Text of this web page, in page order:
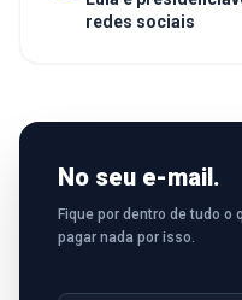
redes sociais
No seu e-mail.
Fique por dentro de tudo o
pagar nada por isso.